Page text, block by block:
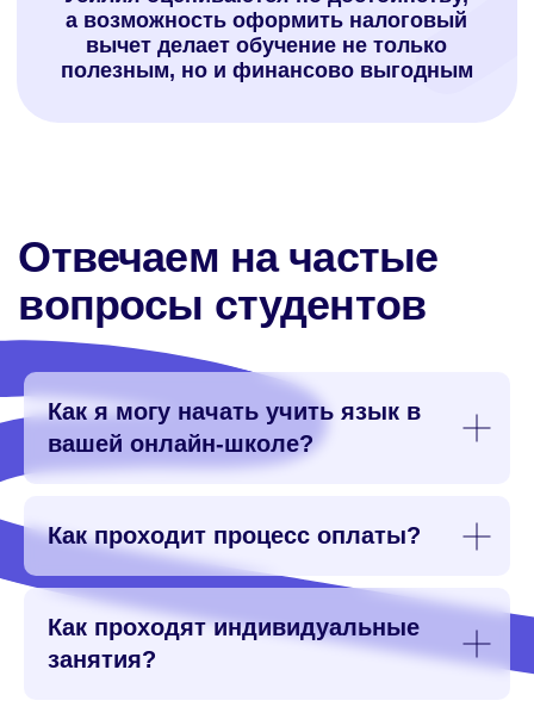
Как я могу начать учить язык в
вашей онлайн-школе?
Как проходит процесс оплаты?
Как проходят индивидуальные
занятия?